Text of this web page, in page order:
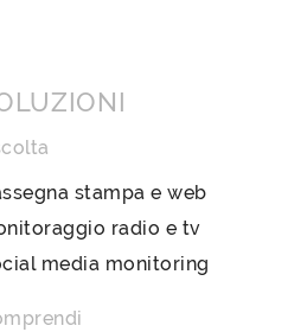
stampa e web
radio e tv
media monitoring